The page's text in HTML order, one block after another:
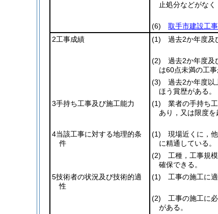
止処分などがな
(6)
取手市建設工
2工事成績
(1) 過去2か年度及
(2) 過去2か年度及
は60点未満の工事
(3) 過去2か年度以
ほう賞歴がある。
3手持ち工事及び施工能力
(1) 業者の手持ち工
あり，又は限度を
4当該工事に対する地理的条
件
(1) 現場近くに，他
に精通している。
(2) 工種，工事規模
確保できる。
5技術者の状況及び技術的適
性
(1) 工事の施工に適
(2) 工事の施工に必
がある。